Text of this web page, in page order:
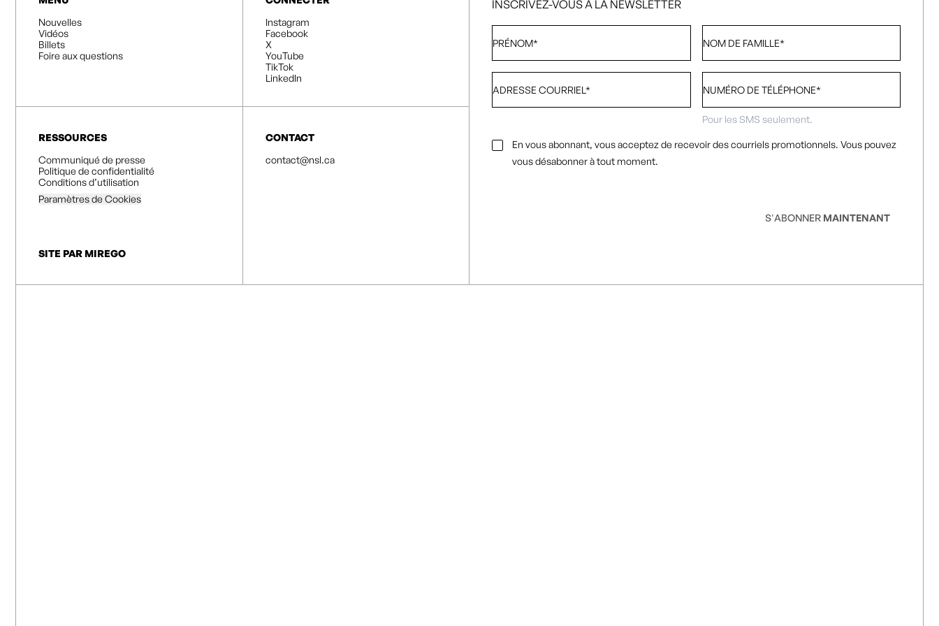
Nouvelles
Vidéos
Billets
Foire aux questions
Instagram
Facebook
X
YouTube
TikTok
LinkedIn
RESSOURCES
Communiqué de presse
Politique de confidentialité
Conditions d’utilisation
Paramètres de Cookies
SITE PAR MIREGO
CONTACT
contact@nsl.ca
INSCRIVEZ-VOUS À LA NEWSLETTER
de
famille*
courriel*
de
téléphone*
Pour les SMS seulement.
Consentement
En vous abonnant, vous acceptez de recevoir des courriels promotionnels. Vous pouvez
vous désabonner à tout moment.
S'ABONNER MAINTENANT